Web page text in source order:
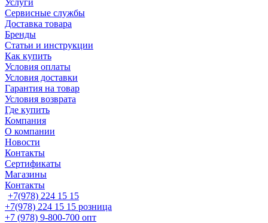
Услуги
Сервисные службы
Доставка товара
Бренды
Статьи и инструкции
Как купить
Условия оплаты
Условия доставки
Гарантия на товар
Условия возврата
Где купить
Компания
О компании
Новости
Контакты
Сертификаты
Магазины
Контакты
+7(978) 224 15 15
+7(978) 224 15 15 розница
+7 (978) 9-800-700 опт